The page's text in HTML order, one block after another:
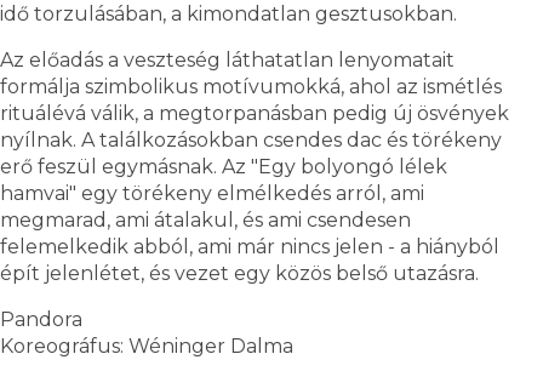
idő torzulásában, a kimondatlan gesztusokban.
Az előadás a veszteség láthatatlan lenyomatait
formálja szimbolikus motívumokká, ahol az ismétlés
rituálévá válik, a megtorpanásban pedig új ösvények
nyílnak. A találkozásokban csendes dac és törékeny
erő feszül egymásnak. Az "Egy bolyongó lélek
hamvai" egy törékeny elmélkedés arról, ami
megmarad, ami átalakul, és ami csendesen
felemelkedik abból, ami már nincs jelen - a hiányból
épít jelenlétet, és vezet egy közös belső utazásra.
Pandora
Koreográfus: Wéninger Dalma